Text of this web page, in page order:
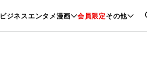
ビジネスエンタメ漫画 会員限定その他
美容 グルメ ファッション 恋愛・結婚